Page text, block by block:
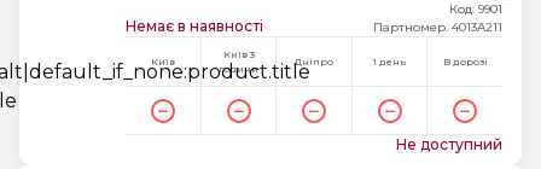
Немає в наявності
Код: 9901
Партномер: 4013A211
Київ
Київ 3
години
Дніпро 1 день В дорозі
Не доступний